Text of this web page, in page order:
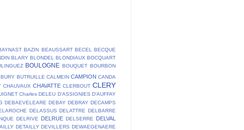
BAZIN BEAUSSART BECEL
BECQUE
BLARY BLONDEL BLONDIAUX BOCQUART
BOULOGNE BOUQUET BOURBON
BURY BUTRUILLE CALMEIN CAMPION CANDA
CHAUVAUX CHAVATTE CLERBOUT CLERY
Charles DELEU D'ASSIGNIES D'AUFFAY
DEBAEVELEARE DEBAY DEBRAY DECAMPS
DELASSUS DELATTRE DELBARRE
DELRIVE DELRUE DELSERRE DELVAL
DETAILLY DEVILLERS DEWAEGENAERE